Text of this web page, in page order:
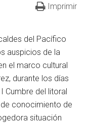
Imprimir
del Pacífico
auspicios de la
el marco cultural
durante los días
Cumbre del litoral
conocimiento de
situación